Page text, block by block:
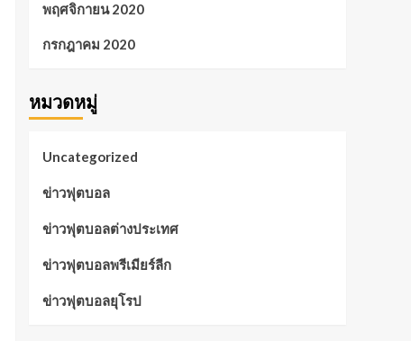
พฤศจิกายน 2020
กรกฎาคม 2020
หมวดหมู่
Uncategorized
ข่าวฟุตบอล
ข่าวฟุตบอลต่างประเทศ
ข่าวฟุตบอลพรีเมียร์ลีก
ข่าวฟุตบอลยุโรป